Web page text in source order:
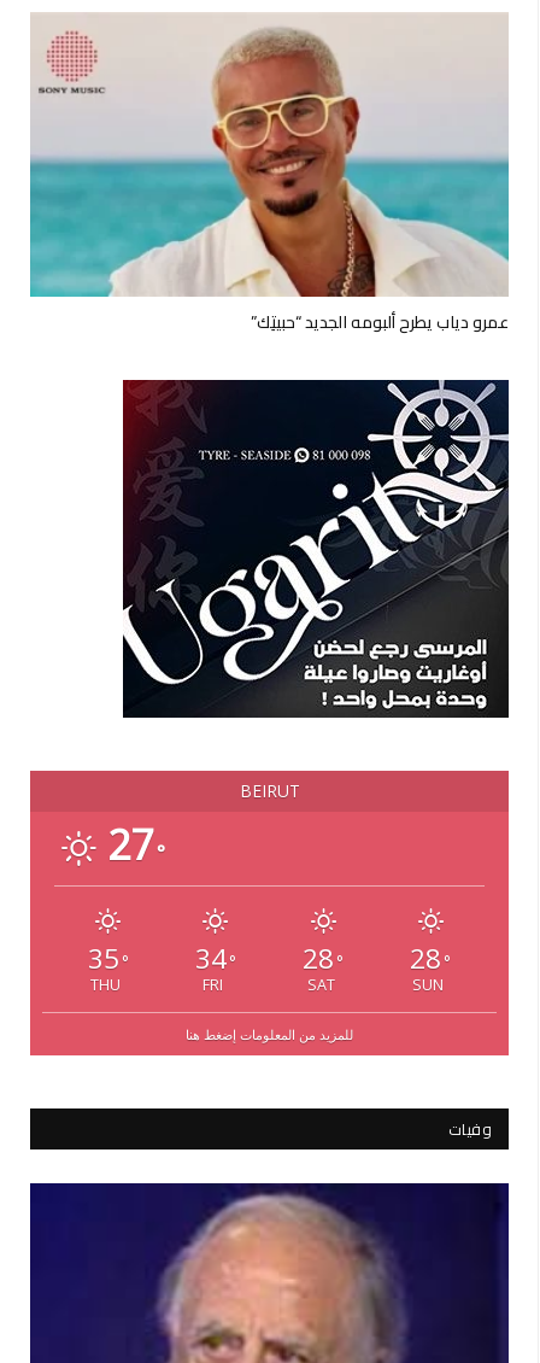
عمرو دياب يطرح ألبومه الجديد “حبيتِك”
BEIRUT
27°
35 °
THU
34°
FRI
28 °
SAT
28 °
SUN
للمزيد من المعلومات إضغط هنا
وفيات